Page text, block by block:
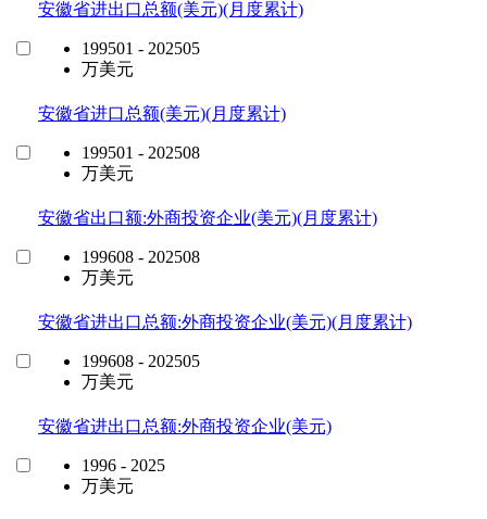
安徽省进出口总额(美元)(月度累计)
199501 - 202505
万美元
安徽省进口总额(美元)(月度累计)
199501 - 202508
万美元
安徽省出口额:外商投资企业(美元)(月度累计)
199608 - 202508
万美元
安徽省进出口总额:外商投资企业(美元)(月度累计)
199608 - 202505
万美元
安徽省进出口总额:外商投资企业(美元)
1996 - 2025
万美元